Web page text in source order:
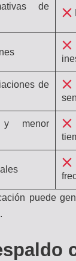
de
de
menor
puede
.